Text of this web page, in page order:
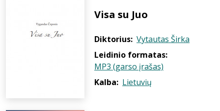
Visa su Juo
Diktorius: Vytautas Širka
Leidinio formatas:
MP3 (garso įrašas)
Kalba: Lietuvių